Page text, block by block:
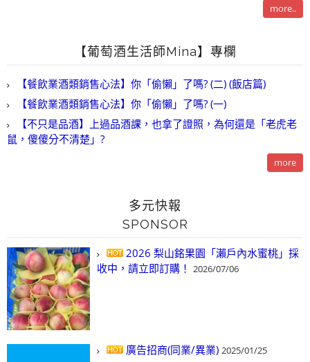
more..
【葡萄酒生活師Mina】專欄
【餐飲業酒類銷售心法】你「偷懶」了嗎? (二) (飯店篇)
【餐飲業酒類銷售心法】你「偷懶」了嗎? (一)
【不只是品酒】上過品酒課，也拿了證照，為何還是「老虎老
鼠，傻傻分不清楚」?
more
多元快報
SPONSOR
2026 梨山銘果園「瀨戶內水蜜桃」採
收中，請立即訂購！ 2026/07/06
廣告招商(同業/異業) 2025/01/25